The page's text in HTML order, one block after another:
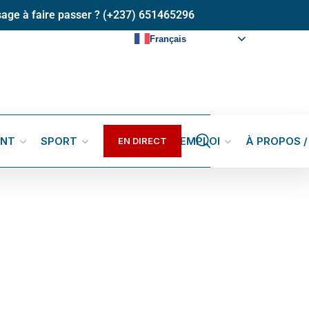
à faire passer ? (+237) 651465296
SPORT GALERIES EMPLOI À PROPOS
EN DIRECT
Français